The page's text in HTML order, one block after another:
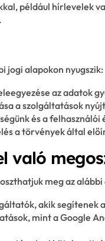
például hírlevelek
jogi alapokon nyugszik:
az adatok
a szolgáltatások
és a felhasználói
a törvények által
való
meg az alábbi
akik segítenek
mint a Google